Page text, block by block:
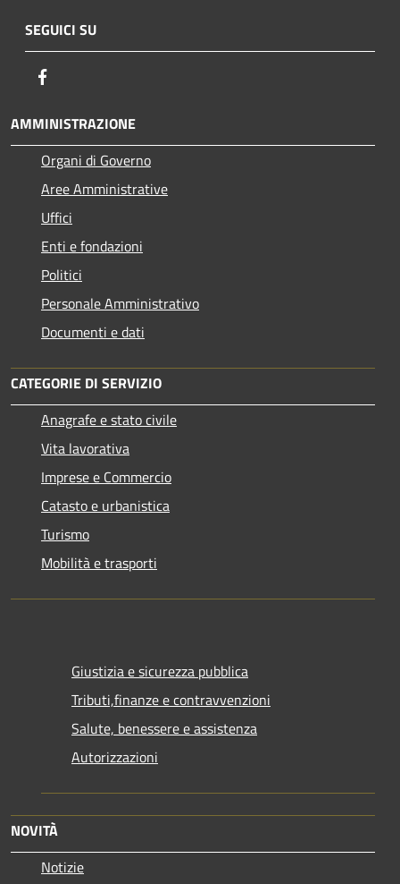
SEGUICI SU
AMMINISTRAZIONE
Organi di Governo
Aree Amministrative
Uffici
Enti e fondazioni
Politici
Personale Amministrativo
Documenti e dati
CATEGORIE DI SERVIZIO
Anagrafe e stato civile
Vita lavorativa
Imprese e Commercio
Catasto e urbanistica
Turismo
Mobilità e trasporti
Giustizia e sicurezza pubblica
Tributi,finanze e contravvenzioni
Salute, benessere e assistenza
Autorizzazioni
NOVITÀ
Notizie